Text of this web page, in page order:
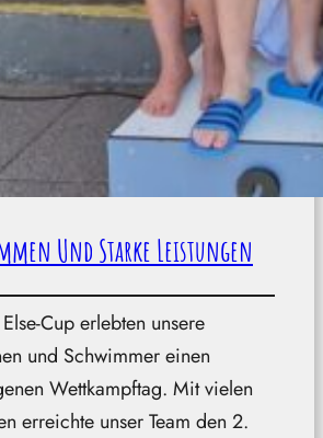
Und Starke Leistungen
Cup erlebten unsere
und Schwimmer einen
Wettkampftag. Mit vielen
erreichte unser Team den 2.